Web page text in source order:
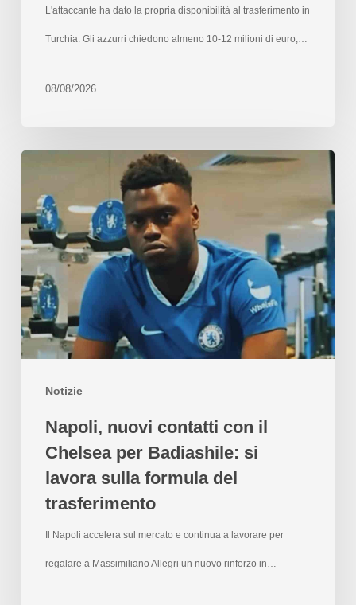
L'attaccante ha dato la propria disponibilità al trasferimento in
Turchia. Gli azzurri chiedono almeno 10-12 milioni di euro,…
08/08/2026
Notizie
Napoli, nuovi contatti con il
Chelsea per Badiashile: si
lavora sulla formula del
trasferimento
Il Napoli accelera sul mercato e continua a lavorare per
regalare a Massimiliano Allegri un nuovo rinforzo in…